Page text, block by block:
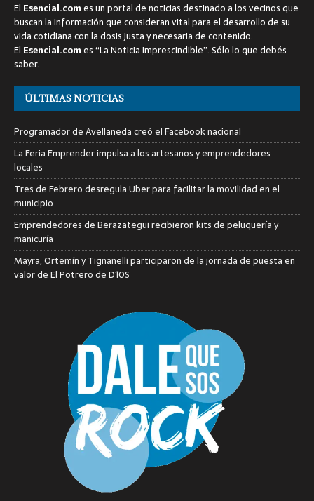
El Esencial.comes un portal de noticias destinado a los vecinos que
buscan la información que consideran vital para el desarrollo de su
vida cotidiana con la dosis justa y necesaria de contenido.
El Esencial.comes “La Noticia Imprescindible”. Sólo lo que debés
saber.
ÚLTIMAS NOTICIAS
Programador de Avellaneda creó el Facebook nacional
La Feria Emprender impulsa a los artesanos y emprendedores
locales
Tres de Febrero desregula Uber para facilitar la movilidad en el
municipio
Emprendedores de Berazategui recibieron kits de peluquería y
manicuría
Mayra, Ortemín y Tignanelli participaron de la jornada de puesta en
valor de El Potrero de D10S